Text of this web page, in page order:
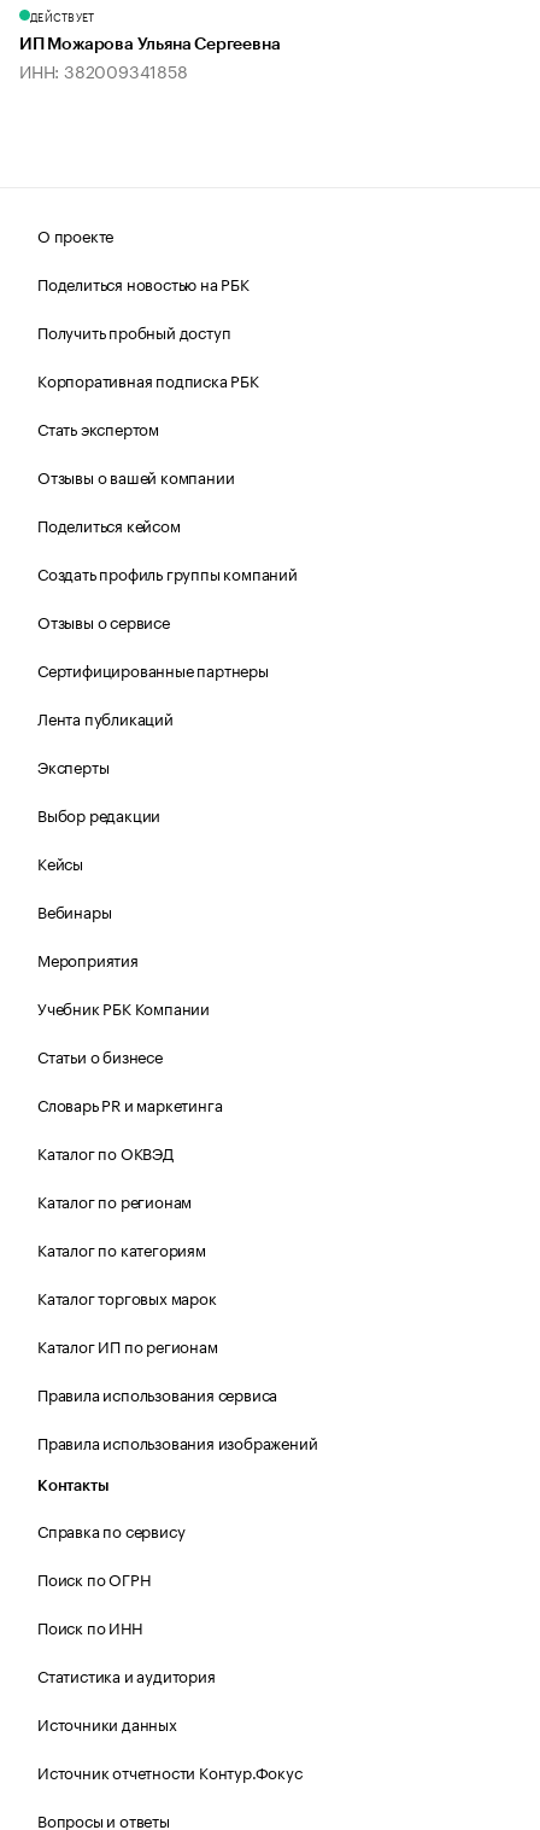
ДЕЙСТВУЕТ
ИП Можарова Ульяна Сергеевна
ИНН: 382009341858
О проекте
Поделиться новостью на РБК
Получить пробный доступ
Корпоративная подписка РБК
Стать экспертом
Отзывы о вашей компании
Поделиться кейсом
Создать профиль группы компаний
Отзывы о сервисе
Сертифицированные партнеры
Лента публикаций
Эксперты
Выбор редакции
Кейсы
Вебинары
Мероприятия
Учебник РБК Компании
Статьи о бизнесе
Словарь PR и маркетинга
Каталог по ОКВЭД
Каталог по регионам
Каталог по категориям
Каталог торговых марок
Каталог ИП по регионам
Правила использования сервиса
Правила использования изображений
Контакты
Справка по сервису
Поиск по ОГРН
Поиск по ИНН
Статистика и аудитория
Источники данных
Источник отчетности Контур.Фокус
Вопросы и ответы